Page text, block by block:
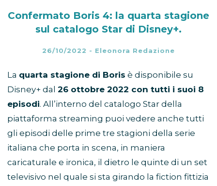
Confermato Boris 4: la quarta stagione
sul catalogo Star di Disney+.
26/10/2022 - Eleonora Redazione
La quarta stagione di Boris è disponibile su
Disney+ dal 26 ottobre 2022 con tutti i suoi 8
episodi. All’interno del catalogo Star della
piattaforma streaming puoi vedere anche tutti
gli episodi delle prime tre stagioni della serie
italiana che porta in scena, in maniera
caricaturale e ironica, il dietro le quinte di un set
televisivo nel quale si sta girando la fiction fittizia